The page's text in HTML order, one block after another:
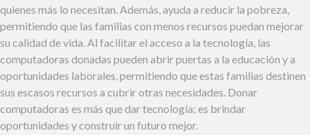
quienes más lo necesitan. Además, ayuda a reducir la pobreza,
permitiendo que las familias con menos recursos puedan mejorar
su calidad de vida. Al facilitar el acceso a la tecnología, las
computadoras donadas pueden abrir puertas a la educación y a
oportunidades laborales, permitiendo que estas familias destinen
sus escasos recursos a cubrir otras necesidades. Donar
computadoras es más que dar tecnología; es brindar
oportunidades y construir un futuro mejor.